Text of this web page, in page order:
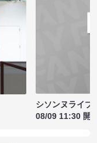
シソンヌライ
08/09 11:30 開